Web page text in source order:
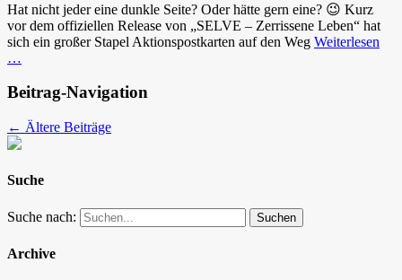
Hat nicht jeder eine dunkle Seite? Oder hätte gern eine? 😉 Kurz
vor dem offiziellen Release von „SELVE – Zerrissene Leben“ hat
sich ein großer Stapel Aktionspostkarten auf den Weg Weiterlesen
…
Beitrag-Navigation
← Ältere Beiträge
Suche
Suche nach:
Archive